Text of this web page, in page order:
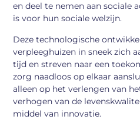
en deel te nemen aan sociale
is voor hun sociale welzijn.
Deze technologische
verpleeghuizen in sneek zich
tijd en streven naar een
zorg naadloos op elkaar
alleen op het verlengen van
verhogen van de
middel van innovatie.